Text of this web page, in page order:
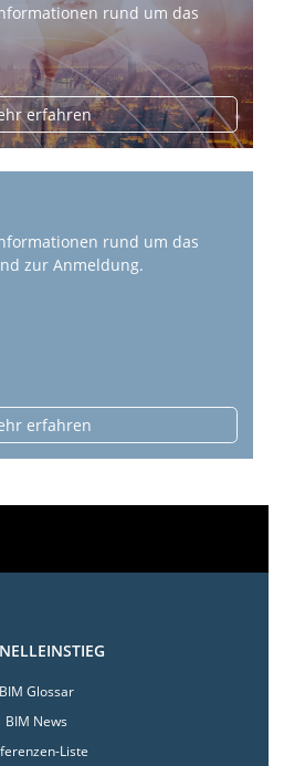
rund um das
erfahren
rund um das
zur Anmeldung.
erfahren
BIM Glossar
BIM News
Liste